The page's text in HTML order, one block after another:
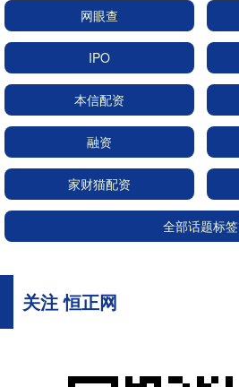
网眼查
IPO
本信配资
融资
家财猫配资
全部话题标签
关注 恒正网